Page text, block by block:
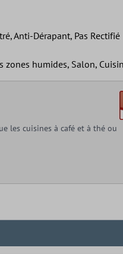
Anti-Dérapant, Pas Rectifié
zones humides, Salon,
les cuisines à café et à thé ou